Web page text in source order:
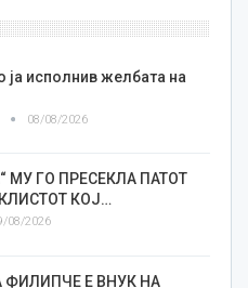
ја исполнив желбата на
08/08/2026
МУ ГО ПРЕСЕКЛА ПАТОТ
КОЈ…
08/2026
ФИЛИПЧЕ Е ВНУК НА